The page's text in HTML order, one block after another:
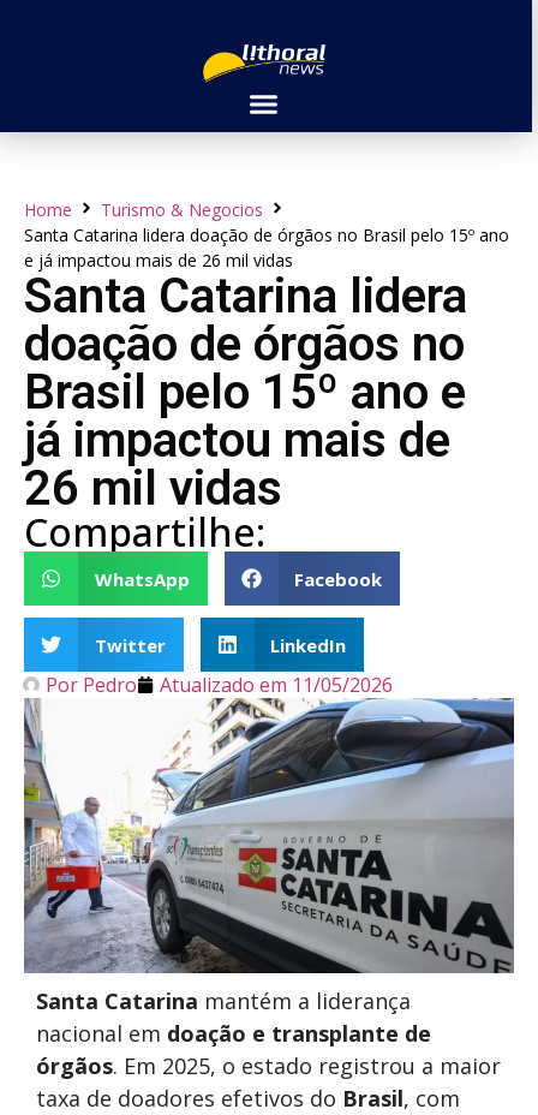
Home
Turismo & Negocios
Santa Catarina lidera doação de órgãos no Brasil pelo 15º ano
e já impactou mais de 26 mil vidas
Santa Catarina lidera
doação de órgãos no
Brasil pelo 15º ano e
já impactou mais de
26 mil vidas
Compartilhe:
WhatsApp Facebook
Twitter LinkedIn
Por Pedro Atualizado em 11/05/2026
Santa Catarina mantém a liderança
nacional em doação e transplante de
órgãos. Em 2025, o estado registrou a maior
taxa de doadores efetivos do Brasil, com